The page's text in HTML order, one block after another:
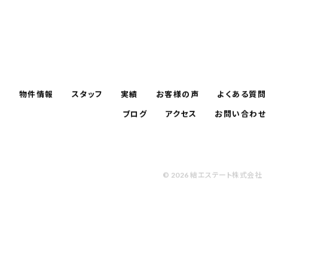
物件情報 スタッフ 実績 お客様の声 よくある質問
ブログ アクセス お問い合わせ
© 2026 結エステート株式会社